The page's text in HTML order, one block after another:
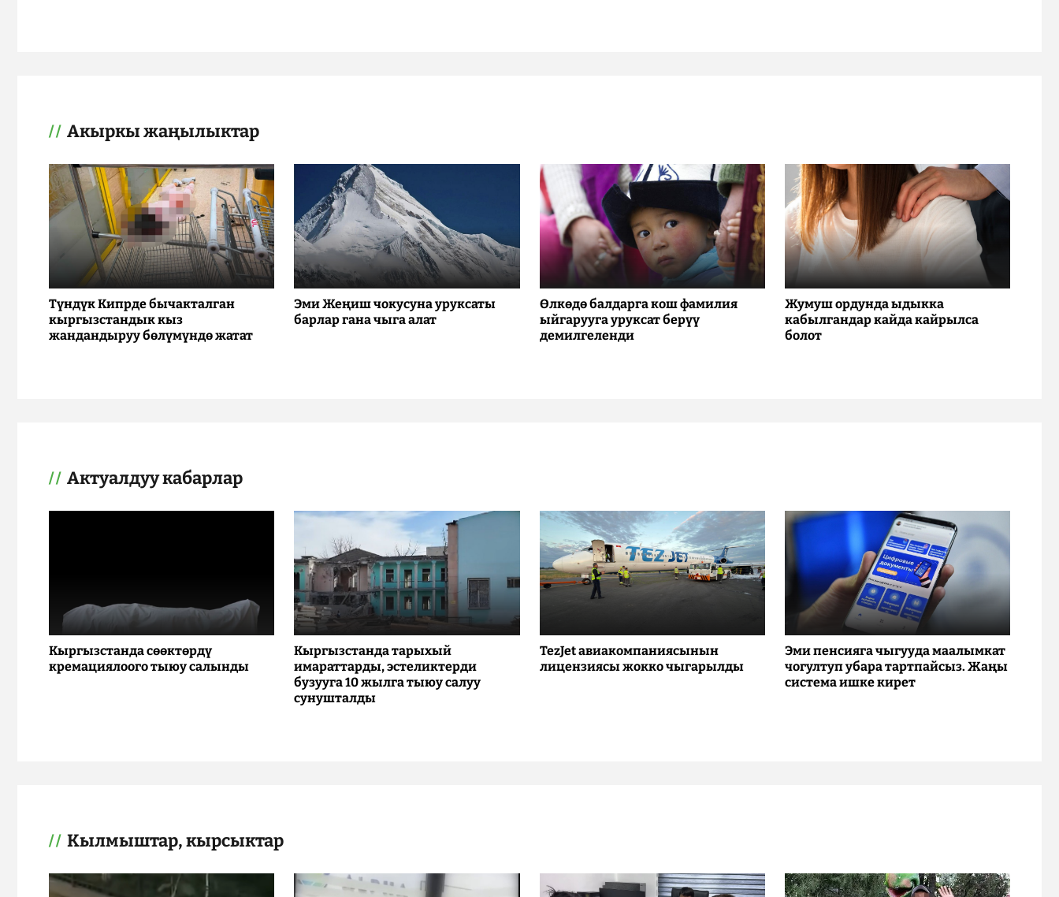
Акыркы жаңылыктар
Түндүк Кипрде бычакталган
кыргызстандык кыз
жандандыруу бөлүмүндө жатат
Эми Жеңиш чокусуна уруксаты
барлар гана чыга алат
Өлкөдө балдарга кош фамилия
ыйгарууга уруксат берүү
демилгеленди
Жумуш ордунда ыдыкка
кабылгандар кайда кайрылса
болот
Актуалдуу кабарлар
Кыргызстанда сөөктөрдү
кремациялоого тыюу салынды
Кыргызстанда тарыхый
имараттарды, эстеликтерди
бузууга 10 жылга тыюу салуу
сунушталды
TezJet авиакомпаниясынын
лицензиясы жокко чыгарылды
Эми пенсияга чыгууда маалымкат
чогултуп убара тартпайсыз. Жаңы
система ишке кирет
Кылмыштар, кырсыктар